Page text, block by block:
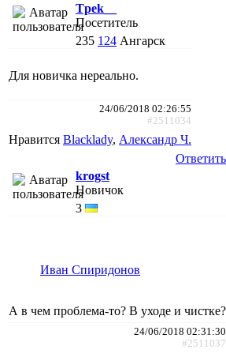
Tpek__
Посетитель
235 124 Ангарск
Для новичка нереально.
24/06/2018 02:26:55
#2511034
Нравится Blacklady, Александр Ч.
Ответить
krogst
Новичок
3
Иван Спиридонов
А в чем проблема-то? В уходе и чистке?
24/06/2018 02:31:30
#2511037